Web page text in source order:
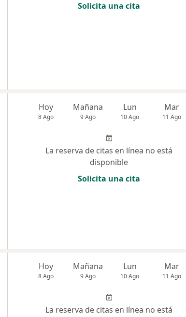
Solicita una cita
Hoy
8 Ago
Mañana
9 Ago
Lun
10 Ago
Mar
11 Ago
La reserva de citas en línea no está
disponible
Solicita una cita
Hoy
8 Ago
Mañana
9 Ago
Lun
10 Ago
Mar
11 Ago
La reserva de citas en línea no está